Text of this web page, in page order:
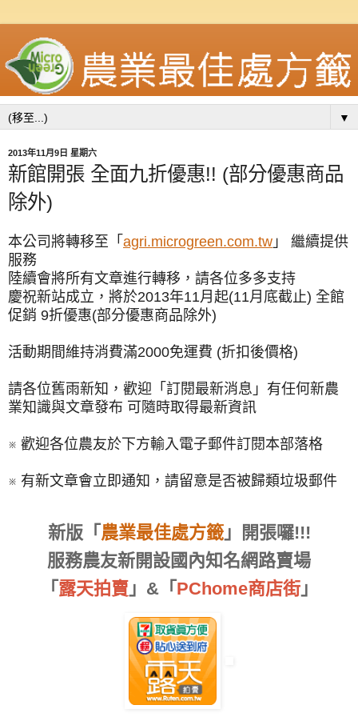
▼
2013年11月9日 星期六
新館開張 全面九折優惠!! (部分優惠商品
除外)
本公司將轉移至「 agri.microgreen.com.tw 」 繼續提供
服務
陸續會將所有文章進行轉移，請各位多多支持
慶祝新站成立，將於2013年11月起(11月底截止) 全館
促銷 9折優惠(部分優惠商品除外)
活動期間維持消費滿2000免運費 (折扣後價格)
請各位舊雨新知，歡迎「訂閱最新消息」有任何新農
業知識與文章發布 可隨時取得最新資訊
※ 歡迎各位農友於下方輸入電子郵件訂閱本部落格
※ 有新文章會立即通知，請留意是否被歸類垃圾郵件
新版「 農業最佳處方籤」開張囉!!!
服務農友新開設國內知名網路賣場
「 露天拍賣 」&「 PChome商店街」